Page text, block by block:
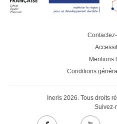
Mentions
Conditions
Ineris 2026. Tous droits
Suivez-